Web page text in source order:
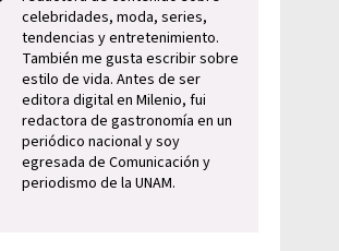
celebridades, moda, series,
tendencias y entretenimiento.
También me gusta escribir sobre
estilo de vida. Antes de ser
editora digital en Milenio, fui
redactora de gastronomía en un
periódico nacional y soy
egresada de Comunicación y
periodismo de la UNAM.